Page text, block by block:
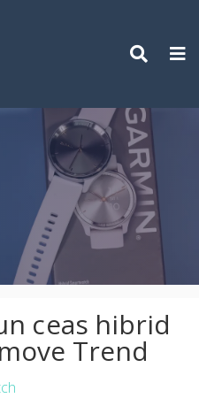
ceas hibrid
Trend